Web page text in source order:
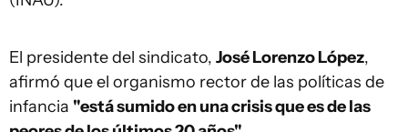
El presidente del sindicato, José Lorenzo López,
afirmó que el organismo rector de las políticas de
infancia "está sumido en una crisis que es de las